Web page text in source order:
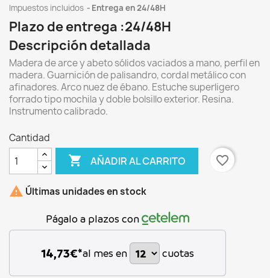
Impuestos incluidos Entrega en 24/48H
Plazo de entrega :24/48H
Descripción detallada
Madera de arce y abeto sólidos vaciados a mano, perfil en
madera. Guarnición de palisandro, cordal metálico con
afinadores. Arco nuez de ébano. Estuche superligero
forrado tipo mochila y doble bolsillo exterior. Resina.
Instrumento calibrado.
Cantidad
 AÑADIR AL CARRITO favorite_border
 Últimas unidades en stock
Págalo a plazos con
14,73€*al mes en cuotas